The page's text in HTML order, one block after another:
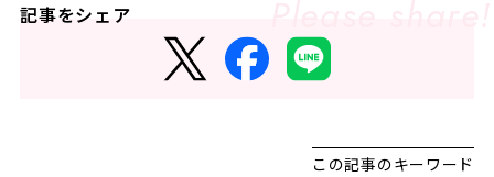
記事をシェア
この記事のキーワード